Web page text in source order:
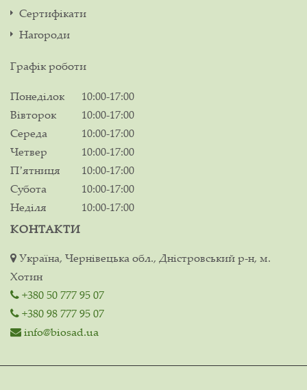
Сертифікати
Нагороди
Графік роботи
Понеділок
10:00-17:00
Вівторок
10:00-17:00
Середа
10:00-17:00
Четвер
10:00-17:00
Пʼятниця
10:00-17:00
Субота
10:00-17:00
Неділя
10:00-17:00
КОНТАКТИ
Україна, Чернівецька обл., Дністровський р-н, м.
Хотин
+380 50 777 95 07
+380 98 777 95 07
info@biosad.ua